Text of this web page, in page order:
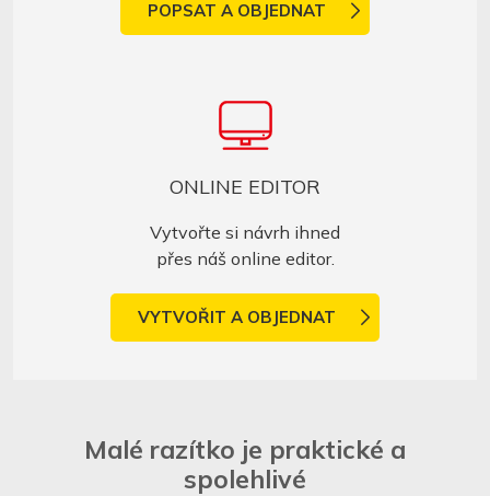
POPSAT A OBJEDNAT
ONLINE EDITOR
Vytvořte si návrh ihned
přes náš online editor.
VYTVOŘIT A OBJEDNAT
Malé razítko je praktické a
spolehlivé